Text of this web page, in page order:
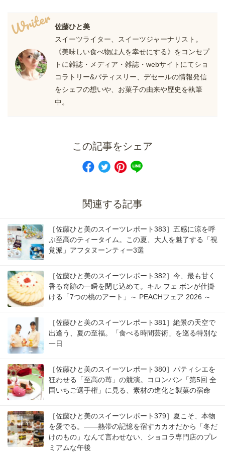
Writer 佐藤ひと美
スイーツライター、スイーツジャーナリスト。
《美味しい食べ物は人を幸せにする》をコンセプ
トに雑誌・メディア・雑誌・webサイトにてショ
コラトリー&パティスリー、デセールの情報発信
をシェフの想いや、お菓子の由来や歴史を執筆
中。
この記事をシェア
関連する記事
［佐藤ひと美のスイーツレポート383］五感に涼を呼
ぶ至高のティータイム。この夏、大人を魅了する「視
覚派」アフタヌーンティー3選
［佐藤ひと美のスイーツレポート382］今、最も甘く
香る奇跡の一瞬を閉じ込めて。キル フェ ボンが仕掛
ける「7つの桃のアート」～ PEACHフェア 2026 ～
［佐藤ひと美のスイーツレポート381］絶景の天空で
出逢う、夏の至福。「食べる時間芸術」を巡る特別な
一日
［佐藤ひと美のスイーツレポート380］パティシエを
狂わせる「至高の苺」の競演。コロンバン「第5回 全
国いちご選手権」に見る、素材の進化と製菓の宿命
［佐藤ひと美のスイーツレポート379］夏こそ、本物
を愛でる。――熱帯の記憶を宿すカカオだから「冬だ
けのもの」なんて言わせない、ショコラ専門店のプレ
ミアムな午後